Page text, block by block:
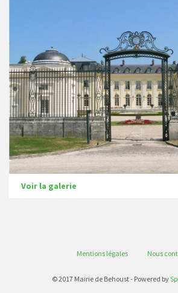
Voir la galerie
Mentions légales Nous
© 2017 Mairie de Behoust - Powered by